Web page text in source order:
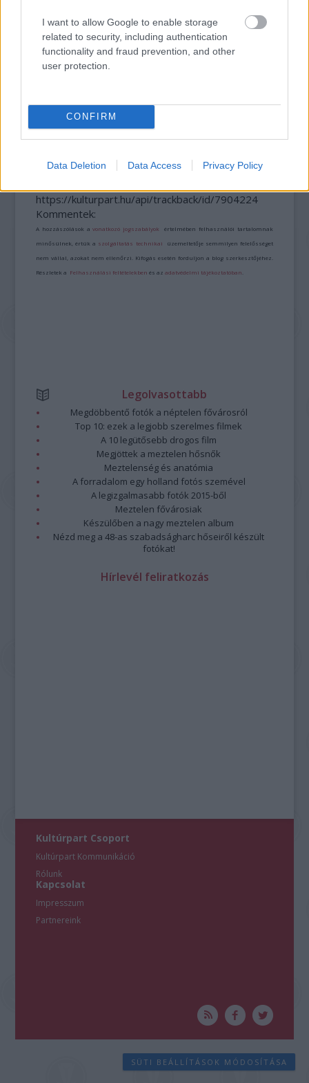
I want to allow Google to enable storage
related to security, including authentication
functionality and fraud prevention, and other
user protection.
CONFIRM
Data Deletion Data Access Privacy Policy
„NEM TÖBB EZER EMBERRE UTAZUNK, HANEM
EGY VÁLOGATOTT TÁRSASÁGRA”
https://kulturpart.hu/api/trackback/id/7904224
Kommentek:
A hozzászólások avonatkozó jogszabályok értelmében felhasználói tartalomnak
minősülnek, értük a szolgáltatás technikai üzemeltetője semmilyen felelősséget
nem vállal, azokat nem ellenőrzi. Kifogás esetén forduljon a blog szerkesztőjéhez.
Részletek a Felhasználási feltételekben és azadatvédelmi tájékoztatóban
Legolvasottabb
Megdöbbentő fotók a néptelen fővárosról
Top 10: ezek a legjobb szerelmes filmek
A 10 legütősebb drogos film
Megjöttek a meztelen hősnők
Meztelenség és anatómia
A forradalom egy holland fotós szemével
A legizgalmasabb fotók 2015-ből
Meztelen fővárosiak
Készülőben a nagy meztelen album
Nézd meg a 48-as szabadságharc hőseiről készült
fotókat!
Hírlevél feliratkozás
Kultúrpart Csoport
Kultúrpart Kommunikáció
Rólunk
Kapcsolat
Impresszum
Partnereink
SÜTI BEÁLLÍTÁSOK MÓDOSÍTÁSA